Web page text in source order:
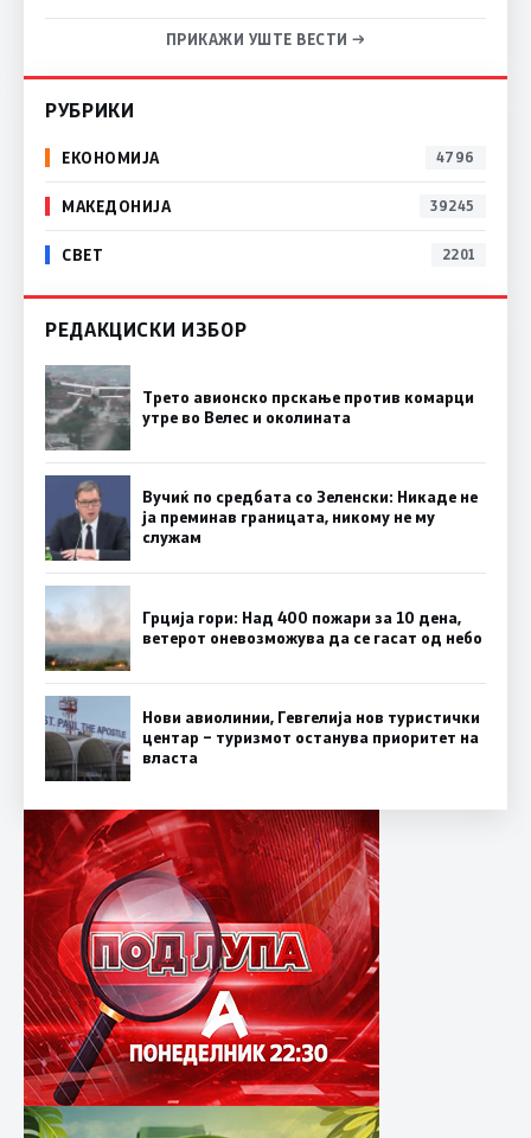
ПРИКАЖИ УШТЕ ВЕСТИ →
РУБРИКИ
ЕКОНОМИЈА 4796
МАКЕДОНИЈА 39245
СВЕТ 2201
РЕДАКЦИСКИ ИЗБОР
Трето авионско прскање против комарци
утре во Велес и околината
Вучиќ по средбата со Зеленски: Никаде не
ја преминав границата, никому не му
служам
Грција гори: Над 400 пожари за 10 дена,
ветерот оневозможува да се гасат од небо
Нови авиолинии, Гевгелија нов туристички
центар – туризмот останува приоритет на
власта